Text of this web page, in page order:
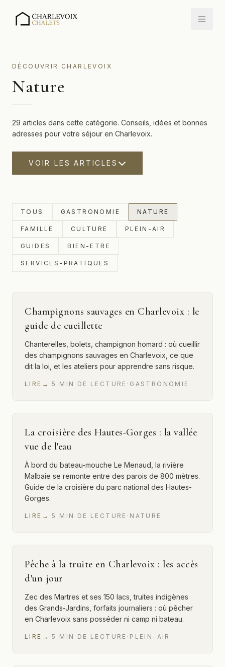
DÉCOUVRIR CHARLEVOIX
Nature
29 articles dans cette catégorie. Conseils, idées et bonnes
adresses pour votre séjour en Charlevoix.
VOIR LES ARTICLES
TOUS GASTRONOMIE NATURE
FAMILLE CULTURE PLEIN-AIR
GUIDES BIEN-ETRE
SERVICES-PRATIQUES
Champignons sauvages en Charlevoix : le
guide de cueillette
Chanterelles, bolets, champignon homard : où cueillir
des champignons sauvages en Charlevoix, ce que
dit la loi, et les ateliers pour apprendre sans risque.
LIRE → ·5 MIN DE LECTURE · GASTRONOMIE
La croisière des Hautes-Gorges : la vallée
vue de l'eau
À bord du bateau-mouche Le Menaud, la rivière
Malbaie se remonte entre des parois de 800 mètres.
Guide de la croisière du parc national des Hautes-
Gorges.
LIRE → ·5 MIN DE LECTURE · NATURE
Pêche à la truite en Charlevoix : les accès
d'un jour
Zec des Martres et ses 150 lacs, truites indigènes
des Grands-Jardins, forfaits journaliers : où pêcher
en Charlevoix sans posséder ni camp ni bateau.
LIRE → ·5 MIN DE LECTURE · PLEIN-AIR